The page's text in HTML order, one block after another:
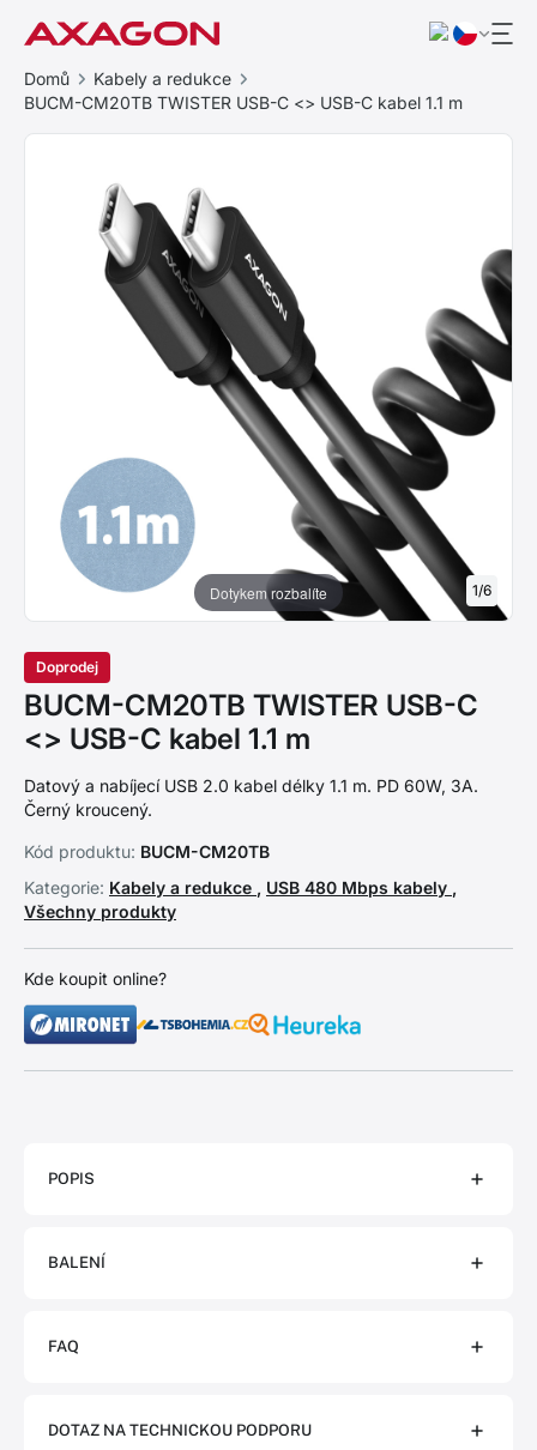
Domů
Kabely a redukce
BUCM-CM20TB TWISTER USB-C <> USB-C kabel 1.1 m
Dotykem rozbalíte 1/6
Doprodej
BUCM-CM20TB TWISTER USB-C
<> USB-C kabel 1.1 m
Datový a nabíjecí USB 2.0 kabel délky 1.1 m. PD 60W, 3A.
Černý kroucený.
Kód produktu: BUCM-CM20TB
Kategorie: Kabely a redukce , USB 480 Mbps kabely ,
Všechny produkty
Kde koupit online?
POPIS
BALENÍ
FAQ
DOTAZ NA TECHNICKOU PODPORU